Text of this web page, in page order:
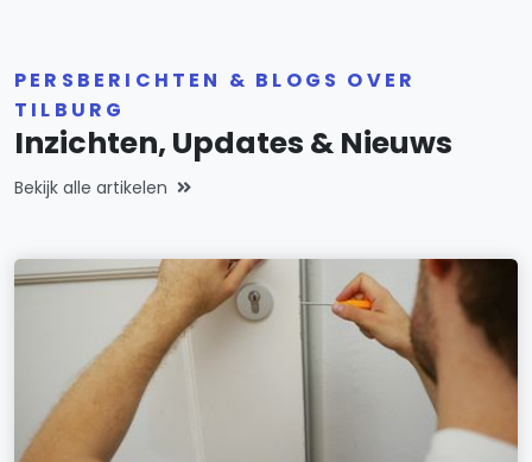
PERSBERICHTEN & BLOGS OVER
TILBURG
Inzichten, Updates & Nieuws
Bekijk alle artikelen